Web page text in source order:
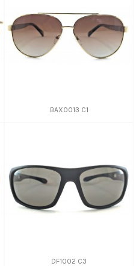
BAX0013 C1
DF1002 C3